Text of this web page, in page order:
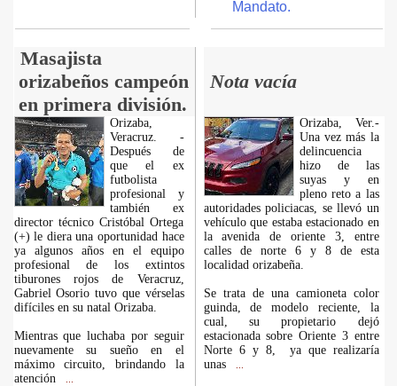
Mandato.
Masajista
orizabeños campeón
en primera división.
Nota vacía
Orizaba,
Veracruz. -
Después de
que el ex
futbolista
profesional y
también ex
director técnico Cristóbal Ortega
(+) le diera una oportunidad hace
ya algunos años en el equipo
profesional de los extintos
tiburones rojos de Veracruz,
Gabriel Osorio tuvo que vérselas
difíciles en su natal Orizaba.
Mientras que luchaba por seguir
nuevamente su sueño en el
máximo circuito, brindando la
atención
Orizaba, Ver.-
Una vez más la
delincuencia
hizo de las
suyas y en
pleno reto a las
autoridades policiacas, se llevó un
vehículo que estaba estacionado en
la avenida de oriente 3, entre
calles de norte 6 y 8 de esta
localidad orizabeña.
Se trata de una camioneta color
guinda, de modelo reciente, la
cual, su propietario dejó
estacionada sobre Oriente 3 entre
Norte 6 y 8, ya que realizaría
unas